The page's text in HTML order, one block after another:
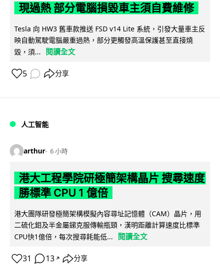
現過熱 部分電腦損毀車主須自費維修
Tesla 向 HW3 舊車款推送 FSD v14 Lite 系統，引發大量車主反
映自動駕駛電腦嚴重過熱，部分更觸發高溫保護甚至直接燒
毀，須...
閱讀全文
5 分享
人工智能
arthur 6 小時
港大工程學院研極簡架構晶片 搜尋速度
勝標準 CPU 1 億倍
港大團隊研發極簡架構模擬內容尋址記憶體（CAM）晶片，用
二硫化鉬及半金屬銻克服傳輸瓶頸，漢明距離計算速度比標準
CPU快1億倍，每次搜尋耗能低...
閱讀全文
31 13 ↗ 分享